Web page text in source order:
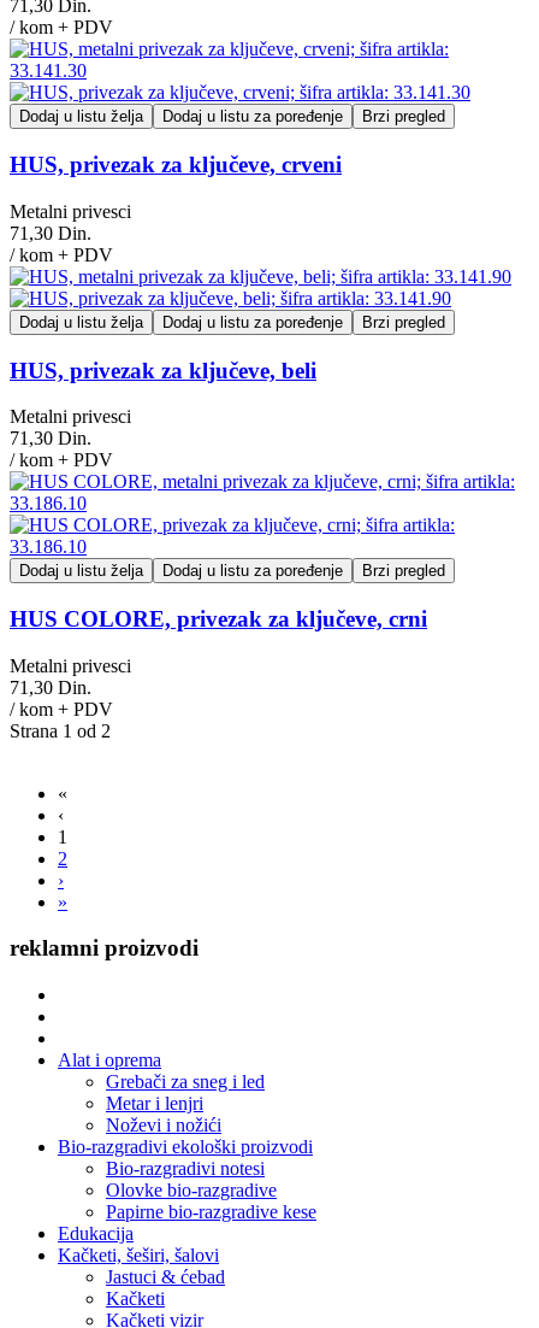
71,30 Din.
/ kom + PDV
Dodaj u listu želja Dodaj u listu za poređenje Brzi pregled
HUS, privezak za ključeve, crveni
Metalni privesci
71,30 Din.
/ kom + PDV
Dodaj u listu želja Dodaj u listu za poređenje Brzi pregled
HUS, privezak za ključeve, beli
Metalni privesci
71,30 Din.
/ kom + PDV
Dodaj u listu želja Dodaj u listu za poređenje Brzi pregled
HUS COLORE, privezak za ključeve, crni
Metalni privesci
71,30 Din.
/ kom + PDV
Strana 1 od 2
«
‹
1
2
›
»
reklamni proizvodi
Alat i oprema
Grebači za sneg i led
Metar i lenjri
Noževi i nožići
Bio-razgradivi ekološki proizvodi
Bio-razgradivi notesi
Olovke bio-razgradive
Papirne bio-razgradive kese
Edukacija
Kačketi, šeširi, šalovi
Jastuci & ćebad
Kačketi
Kačketi vizir